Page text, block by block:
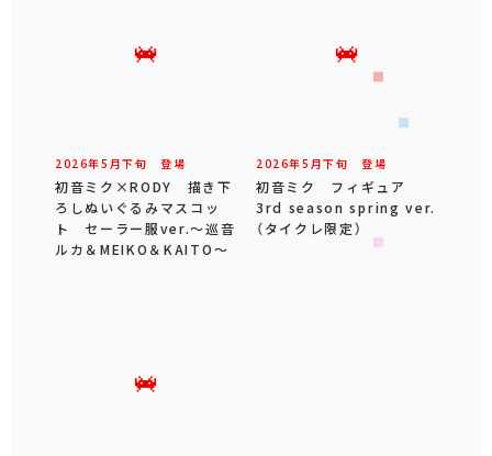
2026年5 月下旬 登場
初音ミク×RODY 描き下
ろしぬいぐるみマスコッ
ト セーラー服ver.～巡音
ルカ＆MEIKO＆KAITO～
2026年5 月下旬 登場
初音ミク フィギュア
3rd season spring ver.
（タイクレ限定）